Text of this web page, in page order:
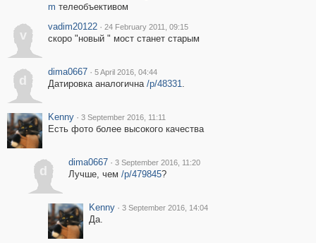
m телеобъективом
v
vadim20122 · 24 February 2011, 09:15
скоро "новый " мост станет старым
d
dima0667 · 5 April 2016, 04:44
Датировка аналогична /p/48331.
Kenny · 3 September 2016, 11:11
Есть фото более высокого качества
d
dima0667 · 3 September 2016, 11:20
Лучше, чем /p/479845?
Kenny · 3 September 2016, 14:04
Да.